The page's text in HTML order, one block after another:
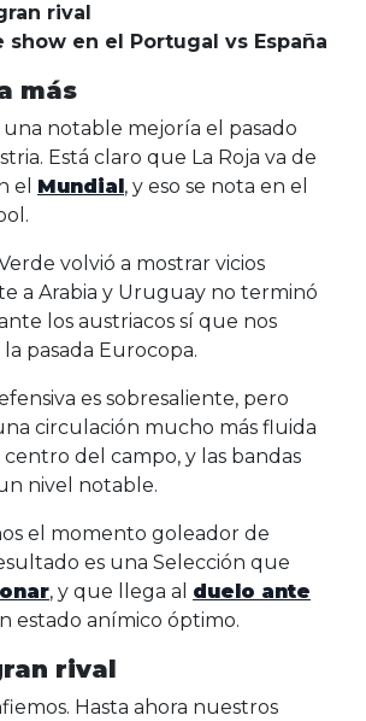
rival
show en el Portugal vs España
más
una notable mejoría el pasado
Está claro que La Roja va de
el Mundial , y eso se nota en el
volvió a mostrar vicios
a Arabia y Uruguay no terminó
los austriacos sí que nos
pasada Eurocopa.
es sobresaliente, pero
circulación mucho más fluida
del campo, y las bandas
nivel notable.
el momento goleador de
es una Selección que
, y que llega al duelo ante
estado anímico óptimo.
rival
Hasta ahora nuestros